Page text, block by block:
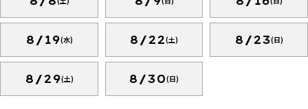
8/19(水) 8/22(土) 8/23(日)
8/29(土) 8/30(日)